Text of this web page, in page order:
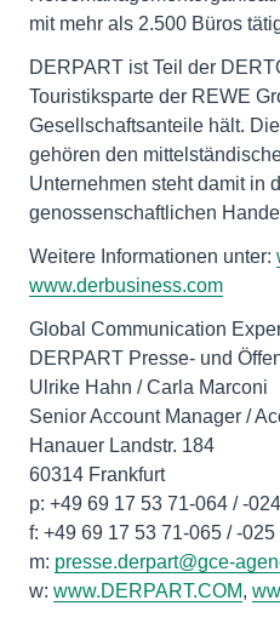
mit mehr als 2.500 Büros
DERPART ist Teil der
Touristiksparte der REWE
Gesellschaftsanteile hält.
gehören den
Unternehmen steht damit in
genossenschaftlichen
Weitere Informationen unter:
www.derbusiness.com
Global Communication
DERPART Presse- und
Ulrike Hahn / Carla Marconi
Senior Account Manager /
Hanauer Landstr. 184
60314 Frankfurt
p: +49 69 17 53 71-064 / -024
f: +49 69 17 53 71-065 / -025
m: presse.derpart@gce-
w: www.DERPART.COM,